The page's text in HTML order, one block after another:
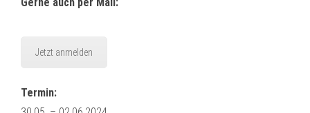
Jetzt anmelden
Termin: